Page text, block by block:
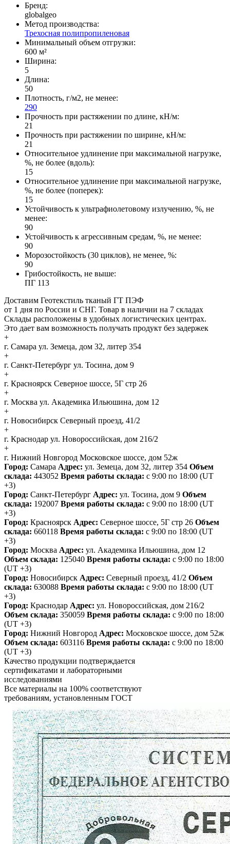
Бренд:
globalgeo
Метод производства:
Трехосная полипропиленовая
Минимальный объем отгрузки:
600 м²
Ширина:
5
Длина:
50
Плотность, г/м2, не менее:
290
Прочность при растяжении по длине, кН/м:
21
Прочность при растяжении по ширине, кН/м:
21
Относительное удлинение при максимальной нагрузке,
%, не более (вдоль):
15
Относительное удлинение при максимальной нагрузке,
%, не более (поперек):
15
Устойчивость к ультрафиолетовому излучению, %, не
менее:
90
Устойчивость к агрессивным средам, %, не менее:
90
Морозостойкость (30 циклов), не менее, %:
90
Грибостойкость, не выше:
ПГ 113
Доставим Геотекстиль тканый ГТ ПЭФ
от 1 дня по России и СНГ. Товар в наличии на 7 складах
Склады расположены в удобных логистических центрах.
Это дает вам возможность получать продукт без задержек
+
г. Самара ул. Земеца, дом 32, литер 354
+
г. Санкт-Петербург ул. Тосина, дом 9
+
г. Красноярск Северное шоссе, 5Г стр 26
+
г. Москва ул. Академика Ильюшина, дом 12
+
г. Новосибирск Северный проезд, 41/2
+
г. Краснодар ул. Новороссийская, дом 216/2
+
г. Нижний Новгород Московское шоссе, дом 52ж
Город: Самара Адрес: ул. Земеца, дом 32, литер 354 Объем
склада: 443052 Время работы склада: с 9:00 по 18:00 (UT
+3)
Город: Санкт-Петербург Адрес: ул. Тосина, дом 9 Объем
склада: 192007 Время работы склада: с 9:00 по 18:00 (UT
+3)
Город: Красноярск Адрес: Северное шоссе, 5Г стр 26 Объем
склада: 660118 Время работы склада: с 9:00 по 18:00 (UT
+3)
Город: Москва Адрес: ул. Академика Ильюшина, дом 12
Объем склада: 125040 Время работы склада: с 9:00 по 18:00
(UT +3)
Город: Новосибирск Адрес: Северный проезд, 41/2 Объем
склада: 630088 Время работы склада: с 9:00 по 18:00 (UT
+3)
Город: Краснодар Адрес: ул. Новороссийская, дом 216/2
Объем склада: 350059 Время работы склада: с 9:00 по 18:00
(UT +3)
Город: Нижний Новгород Адрес: Московское шоссе, дом 52ж
Объем склада: 603116 Время работы склада: с 9:00 по 18:00
(UT +3)
Качество продукции подтверждается
сертификатами и лабораторными
исследованиями
Все материалы на 100% соответствуют
требованиям, установленным ГОСТ